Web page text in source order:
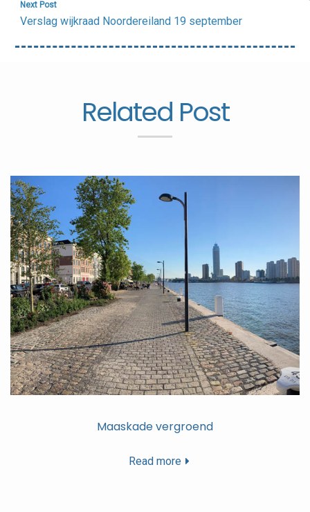
Next Post
Verslag wijkraad Noordereiland 19 september
Related Post
Maaskade vergroend
Read more